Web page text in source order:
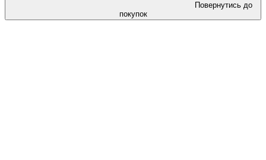
Повернутись до
покупок